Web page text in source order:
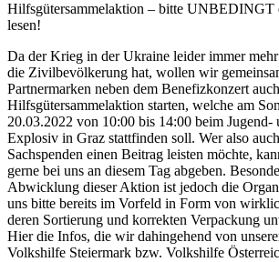
Hilfsgütersammelaktion – bitte UNBEDINGT
lesen!
Da der Krieg in der Ukraine leider immer
die Zivilbevölkerung hat, wollen wir
Partnermarken neben dem Benefizkonzert
Hilfsgütersammelaktion starten, welche am
20.03.2022 von 10:00 bis 14:00 beim
Explosiv in Graz stattfinden soll. Wer also
Sachspenden einen Beitrag leisten möchte,
gerne bei uns an diesem Tag abgeben.
Abwicklung dieser Aktion ist jedoch die
uns bitte bereits im Vorfeld in Form von
deren Sortierung und korrekten Verpackung
Hier die Infos, die wir dahingehend von
Volkshilfe Steiermark bzw. Volkshilfe